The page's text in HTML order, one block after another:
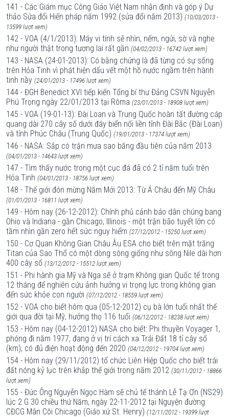
141 - Các Giám mục Công Giáo Việt Nam nhận định và góp ý Dự
thảo Sửa đổi Hiến pháp năm 1992 (sửa đổi năm 2013) (10/03/2013 -
13599 lượt xem)
142 - VOA (4/1/2013): Máy vi tính sẽ nhìn, nếm, ngửi, sờ và nghe
như người thật trong tương lai rất gần (04/02/2013 - 16742 lượt xem)
143 - NASA (24-01-2013): Có bằng chứng là đã từng có sự sống
trên Hỏa Tinh vì phát hiện dấu vết một hồ nước ngầm trên hành
tinh nầy (24/01/2013 - 17496 lượt xem)
144 - ĐGH Benedict XVI tiếp kiến Tổng bí thư Đảng CSVN Nguyễn
Phú Trọng ngày 22/01/2013 tại Rôma (23/01/2013 - 18908 lượt xem)
145 - VOA (19-01-13): Đài Loan và Trung Quốc hoàn tất đường cáp
quang dài 270 cây số dưới đáy biển nối liền tỉnh Đài Bắc (Đài Loan)
và tỉnh Phúc Châu (Trung Quốc) (19/01/2013 - 17374 lượt xem)
146 - NASA: Sắp có trận mưa sao băng đầu tiên của năm 2013
(04/01/2013 - 14643 lượt xem)
147 - Tìm thấy nước trong một cục đá đã có 2 tỉ năm tuổi trên
Hỏa Tinh (04/01/2013 - 18756 lượt xem)
148 - Thế giới đón mừng Năm Mới 2013: Từ Á Châu đến Mỹ Châu
(01/01/2013 - 16811 lượt xem)
149 - Hôm nay (26-12-2012): Chính phủ cảnh báo dân chúng bang
Ohio và Indiana - gần Chicago, Illinois - một trận bão tuyết lớn có
tầm nhìn gần zero hết sức nguy hiểm (27/12/2012 - 15250 lượt xem)
150 - Cơ Quan Không Gian Châu Âu ESA cho biết trên mặt trăng
Titan của Sao Thổ có một dòng sông giống như sông Nile dài hơn
400 cây số (13/12/2012 - 15512 lượt xem)
151 - Phi hành gia Mỹ và Nga sẽ ở trạm Không gian Quốc tế trong
12 tháng để nghiên cứu ảnh hưởng vi trọng lực trong không gian
đến sức khỏe con người (07/12/2012 - 18559 lượt xem)
152 - VOA cho biết hôm qua (05-12-2012) cụ bà lớn tuổi nhất thế
giới qua đời tại Mỹ, hưởng thọ 116 tuổi (06/12/2012 - 18238 lượt xem)
153 - Hôm nay (04-12-2012) NASA cho biết: Phi thuyền Voyager 1,
phóng đi năm 1977, đang ở vị trí cách xa Trái Đất 18 tỉ cây số
(km), có đủ điện hoạt động đến 2020 (04/12/2012 - 19704 lượt xem)
154 - Hôm nay (29/11/2012) tổ chức Liên Hiệp Quốc cho biết trái
đất nóng kỷ lục trên khắp thế giới trong năm 2012 (30/11/2012 - 18866
lượt xem)
155 - Đức Ông Nguyễn Ngọc Hàm sẽ chủ tế thánh Lễ Tạ Ơn (NS29)
lúc 2 G 30 chiều thứ Năm, ngày 22-11-2012 tại Nguyện đường
CĐCG Mân Côi Chicago (Giáo xứ St. Henry) (12/11/2012 - 19399 lượt